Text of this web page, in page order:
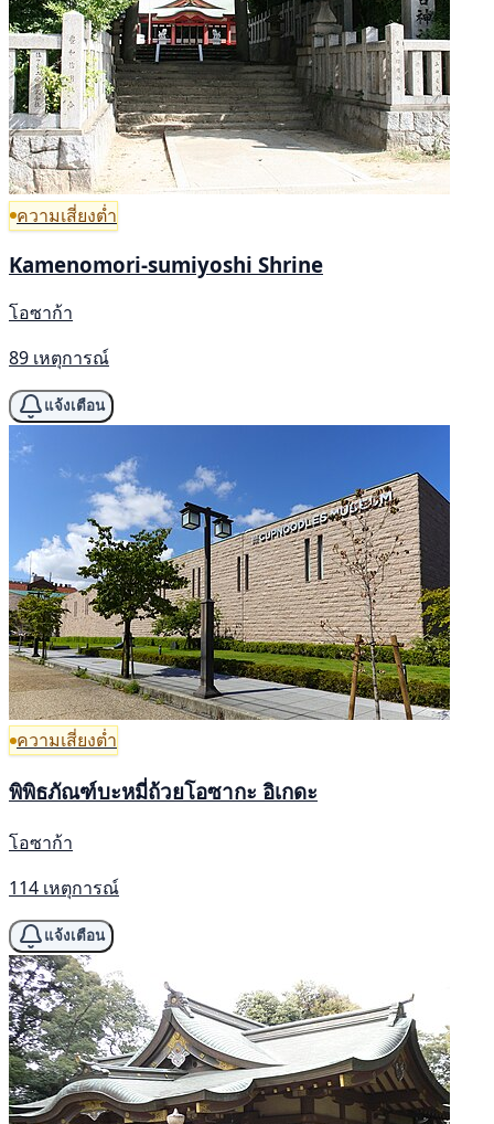
ความเสี่ยงต่ำ
Kamenomori-sumiyoshi Shrine
โอซาก้า
89 เหตุการณ์
แจ้งเตือน
ความเสี่ยงต่ำ
พิพิธภัณฑ์บะหมี่ถ้วยโอซากะ อิเกดะ
โอซาก้า
114 เหตุการณ์
แจ้งเตือน